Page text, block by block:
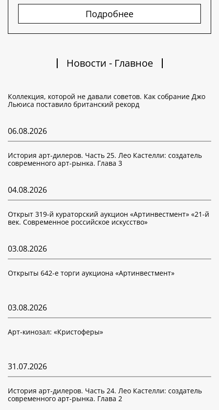
Подробнее
Новости - Главное
Коллекция, которой не давали советов. Как собрание Джо
Льюиса поставило британский рекорд
06.08.2026
История арт-дилеров. Часть 25. Лео Кастелли: создатель
современного арт-рынка. Глава 3
04.08.2026
Открыт 319-й кураторский аукцион «Артинвестмент» «21-й
век. Современное российское искусство»
03.08.2026
Открыты 642-е торги аукциона «Артинвестмент»
03.08.2026
Арт-кинозал: «Кристоферы»
31.07.2026
История арт-дилеров. Часть 24. Лео Кастелли: создатель
современного арт-рынка. Глава 2